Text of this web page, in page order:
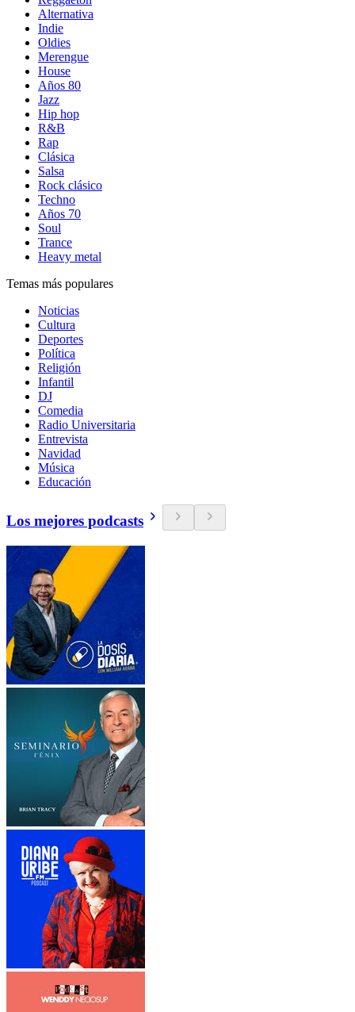
Alternativa
Indie
Oldies
Merengue
House
Años 80
Jazz
Hip hop
R&B
Rap
Clásica
Salsa
Rock clásico
Techno
Años 70
Soul
Trance
Heavy metal
Temas más populares
Noticias
Cultura
Deportes
Política
Religión
Infantil
DJ
Comedia
Radio Universitaria
Entrevista
Navidad
Música
Educación
Los mejores podcasts